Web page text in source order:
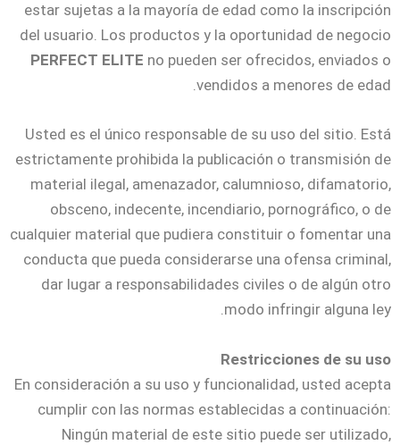
estar sujetas a la mayoría de edad como la inscripción
del usuario. Los productos y la oportunidad de negocio
PERFECT ELITE no pueden ser ofrecidos, enviados o
vendidos a menores de edad.
Usted es el único responsable de su uso del sitio. Está
estrictamente prohibida la publicación o transmisión de
material ilegal, amenazador, calumnioso, difamatorio,
obsceno, indecente, incendiario, pornográfico, o de
cualquier material que pudiera constituir o fomentar una
conducta que pueda considerarse una ofensa criminal,
dar lugar a responsabilidades civiles o de algún otro
modo infringir alguna ley.
Restricciones de su uso
En consideración a su uso y funcionalidad, usted acepta
cumplir con las normas establecidas a continuación:
Ningún material de este sitio puede ser utilizado,